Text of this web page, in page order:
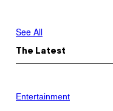
See All
The Latest
Entertainment